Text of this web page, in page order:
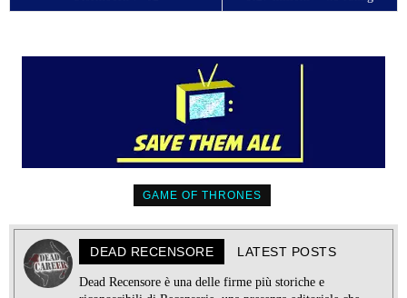
GAME OF THRONES
DEAD RECENSORE LATEST POSTS
Dead Recensore è una delle firme più storiche e